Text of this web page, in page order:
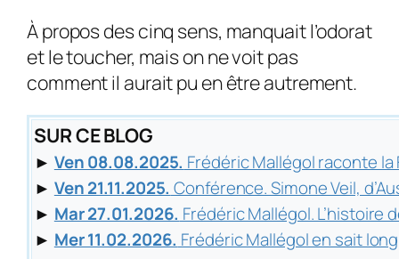
À propos des cinq sens, manquait l’odorat
et le toucher, mais on ne voit pas
comment il aurait pu en être autrement.
SUR CE BLOG
► Ven 08.08.2025. Frédéric Mallégol raconte
► Ven 21.11.2025. Conférence. Simone Veil,
► Mar 27.01.2026. Frédéric Mallégol. L’histoire
► Mer 11.02.2026. Frédéric Mallégol en sait